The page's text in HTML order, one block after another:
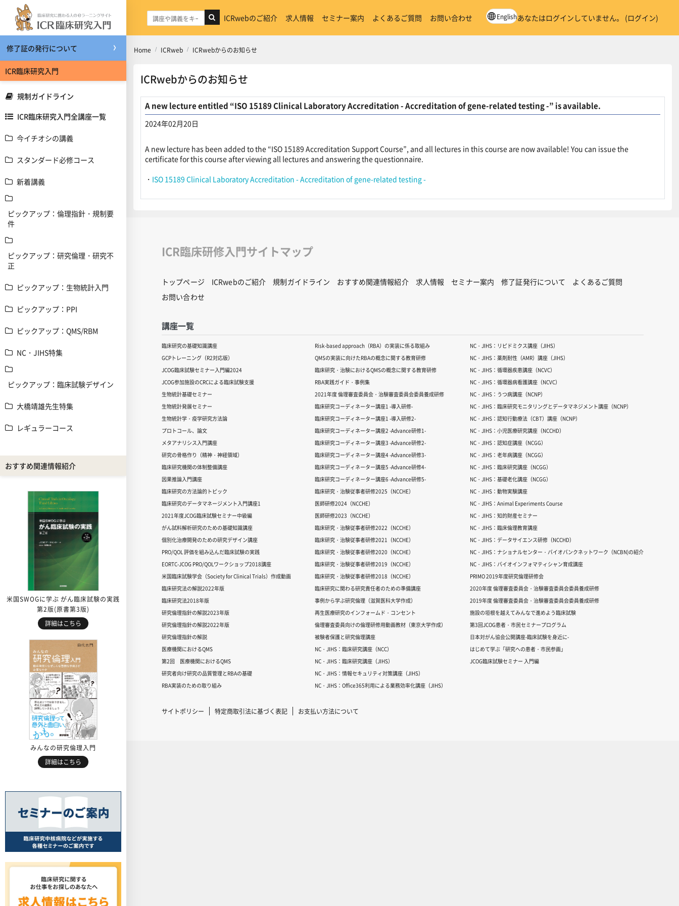
メインコンテンツへスキップする
修了証の発行について
ICR臨床研究入門
規制ガイドライン
ICR臨床研究入門全講座一覧
今イチオシの講義
スタンダード必修コース
新着講義
ピックアップ：倫理指針・規制要
件
ピックアップ：研究倫理・研究不
正
ピックアップ：生物統計入門
ピックアップ：PPI
ピックアップ：QMS/RBM
NC・JIHS特集
ピックアップ：臨床試験デザイン
大橋靖雄先生特集
レギュラーコース
おすすめ関連情報紹介
米国SWOGに学ぶ がん臨床試験の実践
第2版(原書第3版)
詳細はこちら
みんなの研究倫理入門
詳細はこちら
ICRwebのご紹介 求人情報 セミナー案内 よくあるご質問 お問い合わせ Englishあなたはログインしていません。 (ログイン)
Home ICRweb ICRwebからのお知らせ
ICRwebからのお知らせ
A new lecture entitled “ISO 15189 Clinical Laboratory Accreditation - Accreditation of gene-related testing -” is available.
2024年02月20日
A new lecture has been added to the “ISO 15189 Accreditation Support Course”, and all lectures in this course are now available! You can issue the
certificate for this course after viewing all lectures and answering the questionnaire.
・ ISO 15189 Clinical Laboratory Accreditation - Accreditation of gene-related testing -
ICR臨床研修入門サイトマップ
トップページ ICRwebのご紹介 規制ガイドライン おすすめ関連情報紹介 求人情報 セミナー案内 修了証発行について
よくあるご質問
お問い合わせ
講座一覧
臨床研究の基礎知識講座
GCPトレーニング（R2対応版）
JCOG臨床試験セミナー入門編2024
JCOG参加施設のCRCによる臨床試験支援
生物統計基礎セミナー
生物統計発展セミナー
生物統計学・疫学研究方法論
プロトコール、論文
メタアナリシス入門講座
研究の骨格作り（精神・神経領域）
臨床研究機関の体制整備講座
因果推論入門講座
臨床研究の方法論的トピック
臨床研究のデータマネージメント入門講座1
2021年度JCOG臨床試験セミナー中級編
がん試料解析研究のための基礎知識講座
個別化治療開発のための研究デザイン講座
PRO/QOL 評価を組み込んだ臨床試験の実践
EORTC-JCOG PRO/QOLワークショップ2018講座
米国臨床試験学会（Society for Clinical Trials）作成動画
臨床研究法の解説2022年版
臨床研究法2018年版
研究倫理指針の解説2023年版
研究倫理指針の解説2022年版
研究倫理指針の解説
医療機関におけるQMS
第2回 医療機関におけるQMS
研究者向け研究の品質管理とRBAの基礎
RBA実装のための取り組み
Risk-based approach（RBA）の実装に係る取組み
QMSの実装に向けたRBAの概念に関する教育研修
臨床研究・治験におけるQMSの概念に関する教育研修
RBA実践ガイド・事例集
2021年度 倫理審査委員会・治験審査委員会委員養成研修
臨床研究コーディネーター講座1 -導入研修-
臨床研究コーディネーター講座1 -導入研修2-
臨床研究コーディネーター講座2 -Advance研修1-
臨床研究コーディネーター講座3 -Advance研修2-
臨床研究コーディネーター講座4 -Advance研修3-
臨床研究コーディネーター講座5 -Advance研修4-
臨床研究コーディネーター講座6 -Advance研修5-
臨床研究・治験従事者研修2025（NCCHE）
医師研修2024（NCCHE）
医師研修2023（NCCHE）
臨床研究・治験従事者研修2022（NCCHE）
臨床研究・治験従事者研修2021（NCCHE）
臨床研究・治験従事者研修2020（NCCHE）
臨床研究・治験従事者研修2019（NCCHE）
臨床研究・治験従事者研修2018（NCCHE）
臨床研究に関わる研究責任者のための準備講座
事例から学ぶ研究倫理（滋賀医科大学作成）
再生医療研究のインフォームド・コンセント
倫理審査委員向けの倫理研修用動画教材（東京大学作成）
被験者保護と研究倫理講座
NC・JIHS：臨床研究講座（NCC）
NC・JIHS：臨床研究講座（JIHS）
NC・JIHS：情報セキュリティ対策講座（JIHS）
NC・JIHS：Office365利用による業務効率化講座（JIHS）
NC・JIHS：リピドミクス講座（JIHS）
NC・JIHS：薬剤耐性（AMR）講座（JIHS）
NC・JIHS：循環器疾患講座（NCVC）
NC・JIHS：循環器病看護講座（NCVC）
NC・JIHS：うつ病講座（NCNP）
NC・JIHS：臨床研究モニタリングとデータマネジメント講座（NCNP）
NC・JIHS：認知行動療法（CBT）講座（NCNP）
NC・JIHS：小児医療研究講座（NCCHD）
NC・JIHS：認知症講座（NCGG）
NC・JIHS：老年病講座（NCGG）
NC・JIHS：臨床研究講座（NCGG）
NC・JIHS：基礎老化講座（NCGG）
NC・JIHS：動物実験講座
NC・JIHS：Animal Experiments Course
NC・JIHS：知的財産セミナー
NC・JIHS：臨床倫理教育講座
NC・JIHS：データサイエンス研修（NCCHD）
NC・JIHS：ナショナルセンター・バイオバンクネットワーク（NCBN)の紹介
NC・JIHS：バイオインフォマティシャン育成講座
PRIMO 2019年度研究倫理研修会
2020年度 倫理審査委員会・治験審査委員会委員養成研修
2019年度 倫理審査委員会・治験審査委員会委員養成研修
施設の垣根を越えてみんなで進めよう臨床試験
第3回JCOG患者・市民セミナープログラム
日本対がん協会公開講座-臨床試験を身近に-
はじめて学ぶ「研究への患者・市民参画」
JCOG臨床試験セミナー 入門編
サイトポリシー 特定商取引法に基づく表記 お支払い方法について